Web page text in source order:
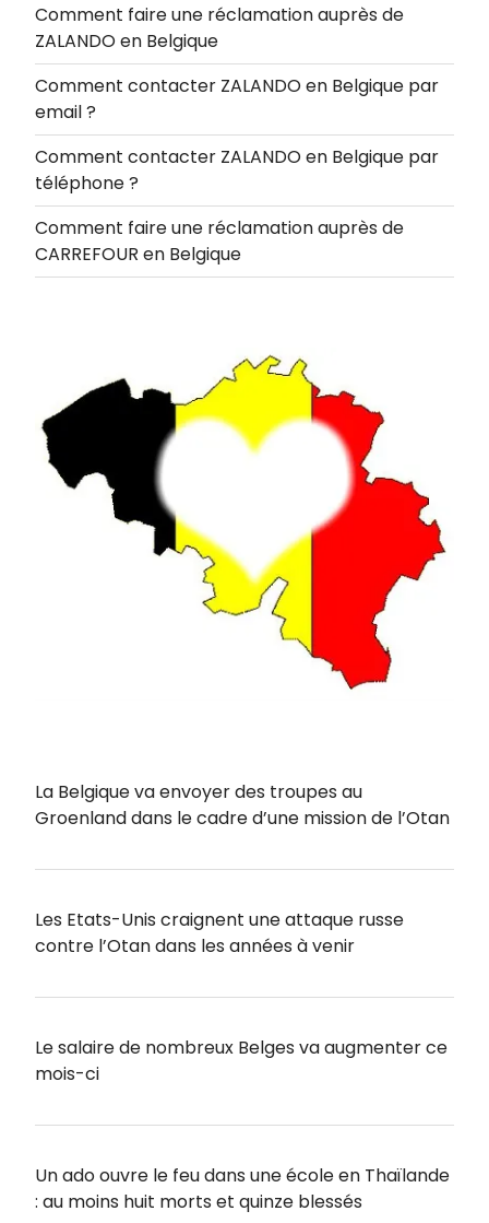
Comment faire une réclamation auprès de
ZALANDO en Belgique
Comment contacter ZALANDO en Belgique par
email ?
Comment contacter ZALANDO en Belgique par
téléphone ?
Comment faire une réclamation auprès de
CARREFOUR en Belgique
La Belgique va envoyer des troupes au
Groenland dans le cadre d’une mission de l’Otan
Les Etats-Unis craignent une attaque russe
contre l’Otan dans les années à venir
Le salaire de nombreux Belges va augmenter ce
mois-ci
Un ado ouvre le feu dans une école en Thaïlande
: au moins huit morts et quinze blessés